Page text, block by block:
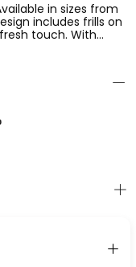
in sizes from
includes frills on
touch. With
for warm
and versatile style,
poplin material
your little one feels